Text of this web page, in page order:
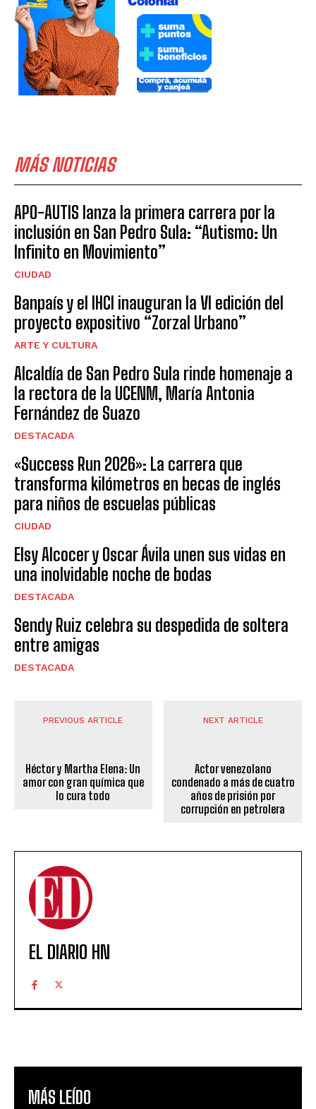
MÁS NOTICIAS
APO-AUTIS lanza la primera carrera por la
inclusión en San Pedro Sula: “Autismo: Un
Infinito en Movimiento”
CIUDAD
Banpaís y el IHCI inauguran la VI edición del
proyecto expositivo “Zorzal Urbano”
ARTE Y CULTURA
Alcaldía de San Pedro Sula rinde homenaje a
la rectora de la UCENM, María Antonia
Fernández de Suazo
DESTACADA
«Success Run 2026»: La carrera que
transforma kilómetros en becas de inglés
para niños de escuelas públicas
CIUDAD
Elsy Alcocer y Oscar Ávila unen sus vidas en
una inolvidable noche de bodas
DESTACADA
Sendy Ruiz celebra su despedida de soltera
entre amigas
DESTACADA
PREVIOUS ARTICLE
Héctor y Martha Elena: Un
amor con gran química que
lo cura todo
NEXT ARTICLE
Actor venezolano
condenado a más de cuatro
años de prisión por
corrupción en petrolera
EL DIARIO HN
MÁS LEÍDO